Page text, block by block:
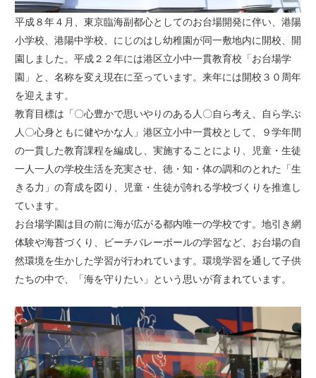
平成８年４月、東京臨海副都心としてのお台場開発に伴い、港陽
小学校、港陽中学校、にじのはし幼稚園が同一敷地内に開校、開
園しました。平成２２年には港区立小中一貫教育校「お台場学
園」と、名称を変え現在に至っています。来年には開校３０周年
を迎えます。
教育目標は「〇心豊かで思いやりのある人〇自ら考え、自ら学ぶ
人〇心身ともに健やかな人」港区立小中一貫校として、９学年間
の一貫した教育課程を編成し、実施することにより、児童・生徒
一人一人の学校生活を充実させ、徳・知・体の調和のとれた「生
きる力」の育成を図り、児童・生徒が誇れる学校づくりを推進し
ています。
お台場学園は目の前に海が広がる都内唯一の学校です。地引き網
体験や海苔づくり、ビーチバレーボールの学習など、お台場の自
然環境を生かした学習が行われています。環境学習を通して子供
たちの中で、「海を守りたい」という思いが育まれています。